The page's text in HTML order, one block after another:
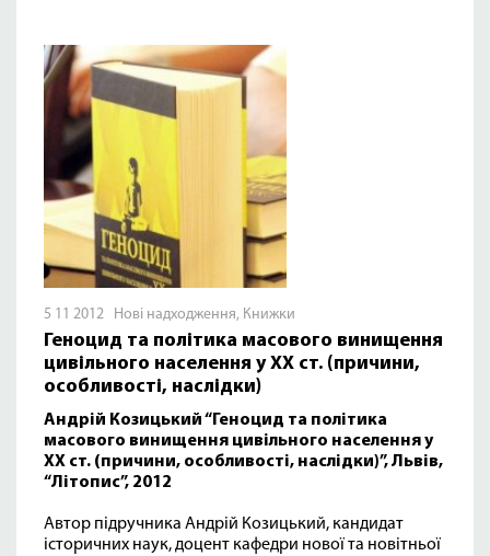
5 11 2012 Нові надходження, Книжки
Геноцид та політика масового винищення
цивільного населення у ХХ ст. (причини,
особливості, наслідки)
Андрій Козицький “Геноцид та політика
масового винищення цивільного населення у
ХХ ст. (причини, особливості, наслідки)”, Львів,
“Літопис”, 2012
Автор підручника Андрій Козицький, кандидат
історичних наук, доцент кафедри нової та новітньої